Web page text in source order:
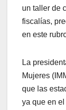
un taller de
fiscalías,
en este
La
Mujeres
que las
ya que en